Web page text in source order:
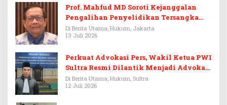
Prof. Mahfud MD Soroti Kejanggalan
Pengalihan Penyelidikan Tersangka
Febrie Adriansyah
Di Berita Utama, Hukum, Jakarta
13 Juli 2026
Perkuat Advokasi Pers, Wakil Ketua PWI
Sultra Resmi Dilantik Menjadi Advokat
PERADI
Di Berita Utama, Hukum, Sultra
12 Juli 2026